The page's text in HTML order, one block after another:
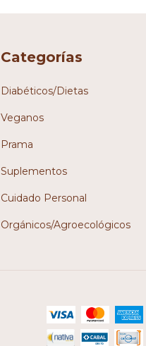
Categorías
Diabéticos/Dietas
Veganos
Prama
Suplementos
Cuidado Personal
Orgánicos/Agroecológicos